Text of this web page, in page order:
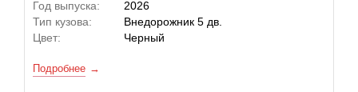
Год выпуска:
2026
Тип кузова:
Внедорожник 5 дв.
Цвет:
Черный
Подробнее